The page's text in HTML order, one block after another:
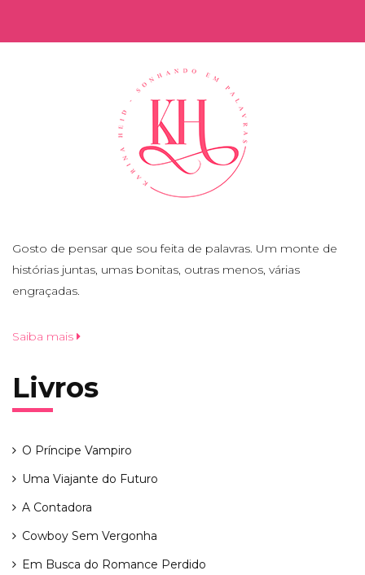
Gosto de pensar que sou feita de palavras. Um monte de
histórias juntas, umas bonitas, outras menos, várias
engraçadas.
Saiba mais
Livros
O Príncipe Vampiro
Uma Viajante do Futuro
A Contadora
Cowboy Sem Vergonha
Em Busca do Romance Perdido